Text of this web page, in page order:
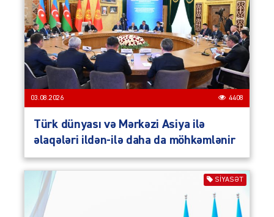
03.08.2026 4408
Türk dünyası və Mərkəzi Asiya ilə
əlaqələri ildən-ilə daha da möhkəmlənir
SIYASƏT